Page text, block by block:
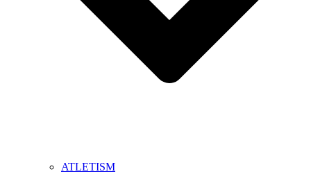
ATLETISM